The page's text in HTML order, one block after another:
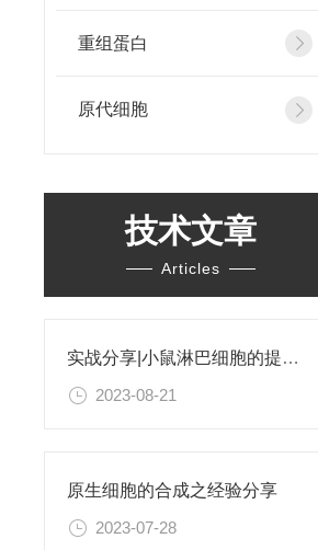
重组蛋白
原代细胞
技术文章
Articles
实战分享|小鼠淋巴细胞的提取和分选之经验小结
2023-08-21
原生细胞的合成之经验分享
2023-07-28